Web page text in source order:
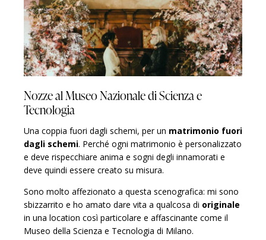
Nozze al Museo Nazionale di Scienza e
Tecnologia
Una coppia fuori dagli schemi, per un matrimonio fuori
dagli schemi. Perché ogni matrimonio è personalizzato
e deve rispecchiare anima e sogni degli innamorati e
deve quindi essere creato su misura.
Sono molto affezionato a questa scenografica: mi sono
sbizzarrito e ho amato dare vita a qualcosa di originale
in una location così particolare e affascinante come il
Museo della Scienza e Tecnologia di Milano.